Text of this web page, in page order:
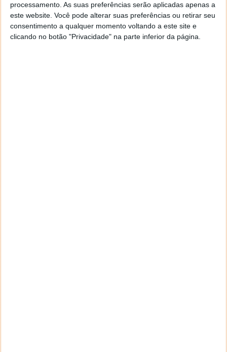
processamento. As suas preferências serão aplicadas apenas a
este website. Você pode alterar suas preferências ou retirar seu
consentimento a qualquer momento voltando a este site e
clicando no botão "Privacidade" na parte inferior da página.